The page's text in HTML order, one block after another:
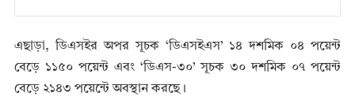
এছাড়া, ডিএসইর অপর সূচক ‘ডিএসইএস’ ১৪ দশমিক ০৪ পয়েন্ট
বেড়ে ১১৫০ পয়েন্ট এবং ‘ডিএস-৩০’ সূচক ৩০ দশমিক ০৭ পয়েন্ট
বেড়ে ২১৪৩ পয়েন্টে অবস্থান করছে।